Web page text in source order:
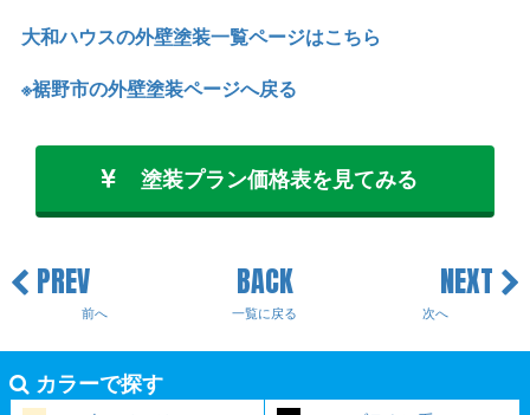
大和ハウスの外壁塗装一覧ページはこちら
※裾野市の外壁塗装ページへ戻る
塗装プラン価格表を見てみる
PREV
前へ
BACK
一覧に戻る
NEXT
次へ
カラーで探す